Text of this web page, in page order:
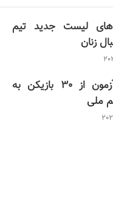
ليست جدید تيم
زنان
دعوت آزمون از 30 بازیکن به
ملی